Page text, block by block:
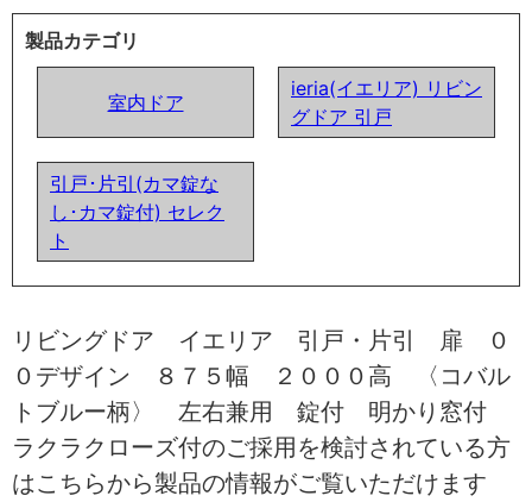
製品カテゴリ
室内ドア
ieria(イエリア) リビン
グドア 引戸
引戸･片引(カマ錠な
し･カマ錠付) セレク
ト
リビングドア イエリア 引戸・片引 扉 ０
０デザイン ８７５幅 ２０００高 〈コバル
トブルー柄〉 左右兼用 錠付 明かり窓付
ラクラクローズ付のご採用を検討されている方
はこちらから製品の情報がご覧いただけます